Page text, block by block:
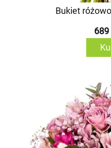
Bukiet
689